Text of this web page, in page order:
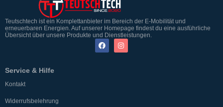
Teutschtech ist ein Komplettanbieter im Bereich der E-Mobilität und
erneuerbaren Energien. Auf unserer Homepage findest du eine ausführliche
Übersicht über unsere Produkte und Dienstleistungen.
Service & Hilfe
Kontakt
Widerrufsbelehrung